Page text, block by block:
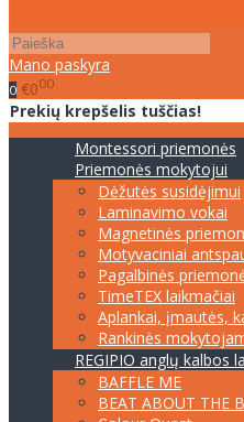
Mano paskyra
0 €000
Prekių krepšelis tuščias!
Montessori priemonės
Priemonės mokytojui
Dėžutės susidėjimui
Laminavimo vokai
Magnetinės
Motyvaciniai
Pagalbinės
TimeTEX laikmačiai
Aplankai, įmautės,
Rankinės
REGIPIO anglų kalbos
BAFFLE ME
BEAT ABOUT THE